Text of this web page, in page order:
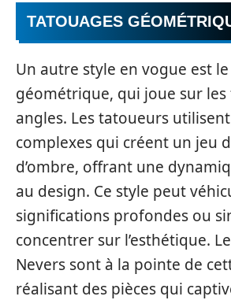
TATOUAGES
Un autre style en vogue est
géométrique, qui joue sur
angles. Les tatoueurs
complexes qui créent un jeu
d’ombre, offrant une
au design. Ce style peut
significations profondes ou
concentrer sur l’esthétique.
Nevers sont à la pointe de
réalisant des pièces qui